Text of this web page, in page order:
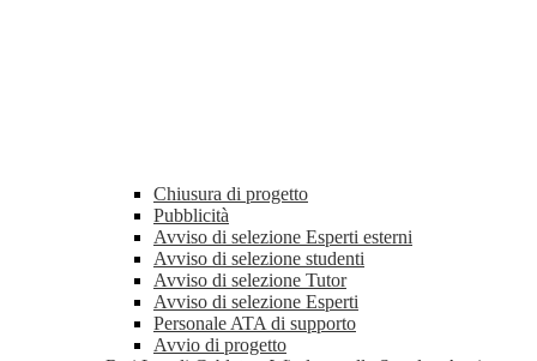
Chiusura di progetto
Pubblicità
Avviso di selezione Esperti esterni
Avviso di selezione studenti
Avviso di selezione Tutor
Avviso di selezione Esperti
Personale ATA di supporto
Avvio di progetto